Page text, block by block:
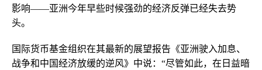
影响——亚洲今年早些时候强劲的经济反弹已经失去势
头。
国际货币基金组织在其最新的展望报告《亚洲驶入加息、
战争和中国经济放缓的逆风》中说：“尽管如此，在日益暗